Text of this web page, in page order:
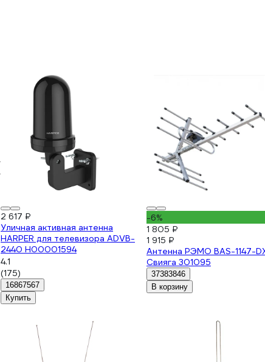
2 617 ₽
Уличная активная антенна
HARPER для телевизора ADVB-
2440 H00001594
4.1
(175)
16867567
Купить
-6%
1 805 ₽
1 915 ₽
Антенна РЭМО BAS-1147-
Свияга 301095
37383846
В корзину